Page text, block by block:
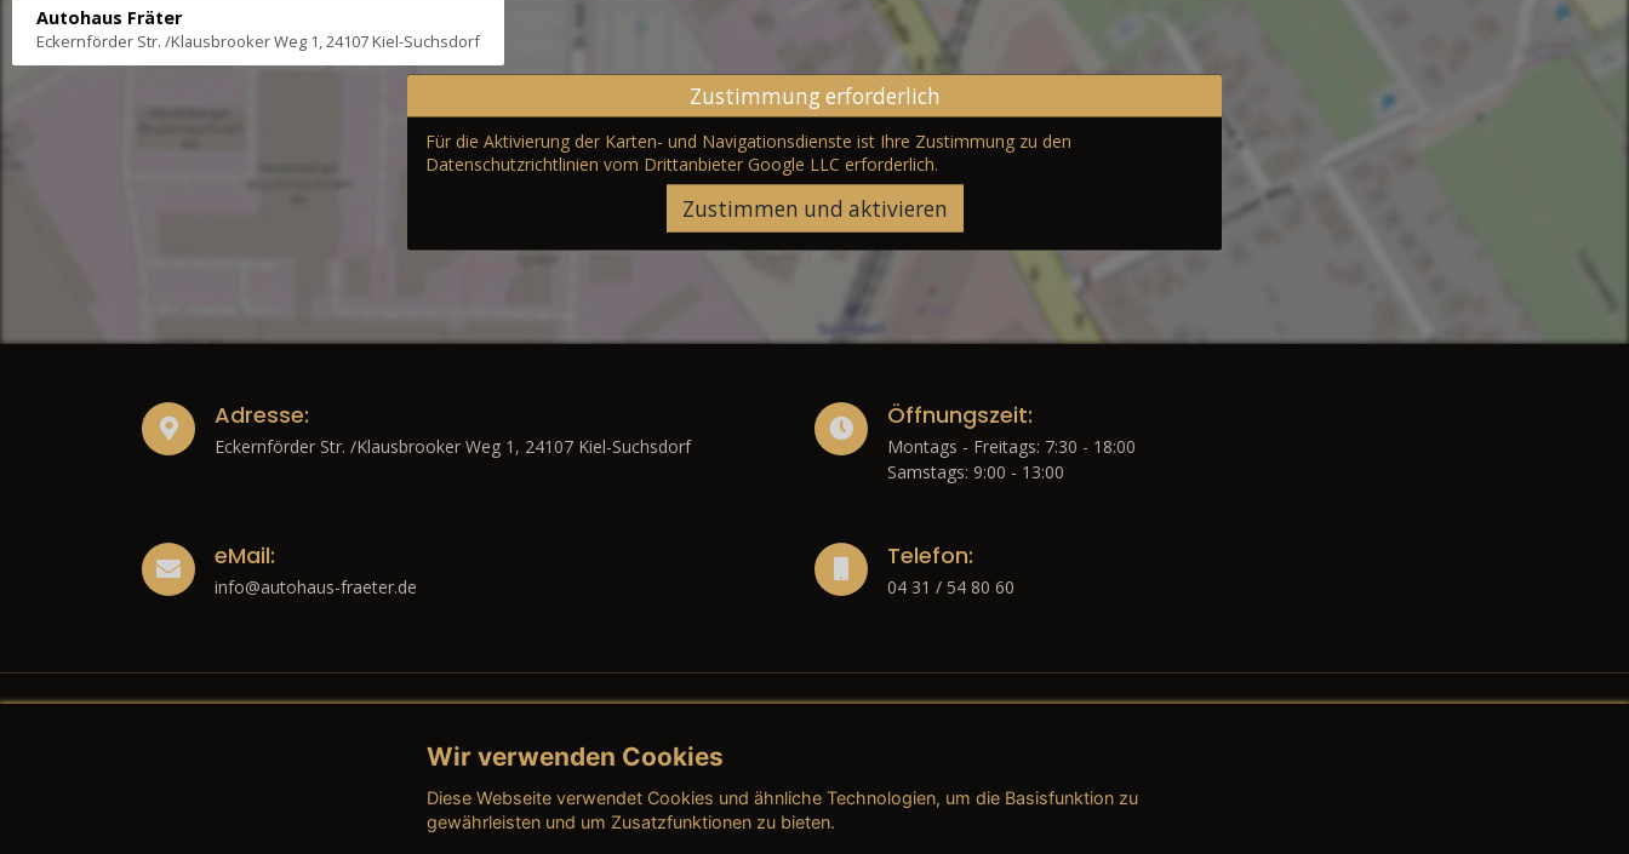
Autohaus Fräter
Eckernförder Str. /Klausbrooker Weg 1, 24107 Kiel-Suchsdorf
Zustimmung erforderlich
Für die Aktivierung der Karten- und Navigationsdienste ist Ihre Zustimmung zu den
Datenschutzrichtlinien vom Drittanbieter Google LLC erforderlich.
Zustimmen und aktivieren
Adresse:
Eckernförder Str. /Klausbrooker Weg 1, 24107 Kiel-Suchsdorf
Öffnungszeit:
Montags - Freitags: 7:30 - 18:00
Samstags: 9:00 - 13:00
eMail:
info@autohaus-fraeter.de
Telefon:
04 31 / 54 80 60
Rechtliches
→ Impressum
→ AGB (Neuwagen)
→ AGB (Teile & Zubehör)
Wir verwenden Cookies
Diese Webseite verwendet Cookies und ähnliche Technologien, um die Basisfunktion zu
gewährleisten und um Zusatzfunktionen zu bieten.